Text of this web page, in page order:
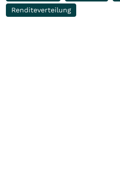
Renditeverteilung